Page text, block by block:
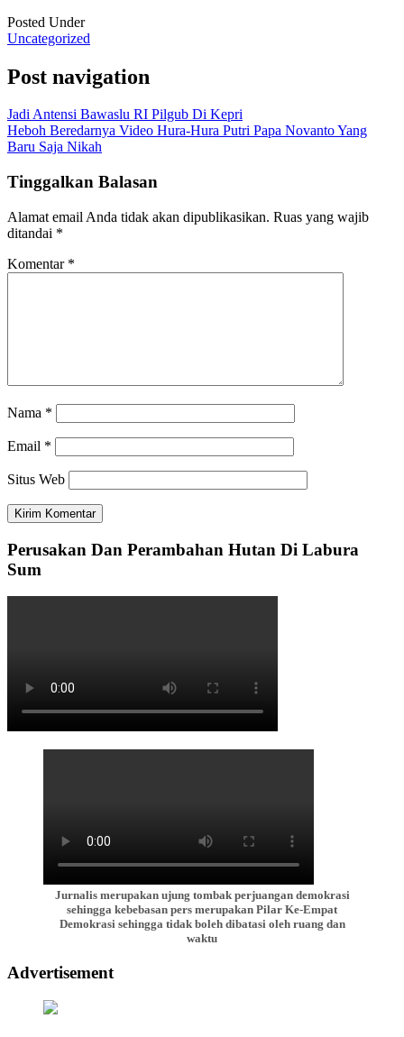
Posted Under
Uncategorized
Post navigation
Jadi Antensi Bawaslu RI Pilgub Di Kepri
Heboh Beredarnya Video Hura-Hura Putri Papa Novanto Yang
Baru Saja Nikah
Tinggalkan Balasan
Alamat email Anda tidak akan dipublikasikan. Ruas yang wajib
ditandai *
Komentar *
Nama *
Email *
Situs Web
Perusakan Dan Perambahan Hutan Di Labura
Sum
Jurnalis merupakan ujung tombak perjuangan demokrasi
sehingga kebebasan pers merupakan Pilar Ke-Empat
Demokrasi sehingga tidak boleh dibatasi oleh ruang dan
waktu
Advertisement